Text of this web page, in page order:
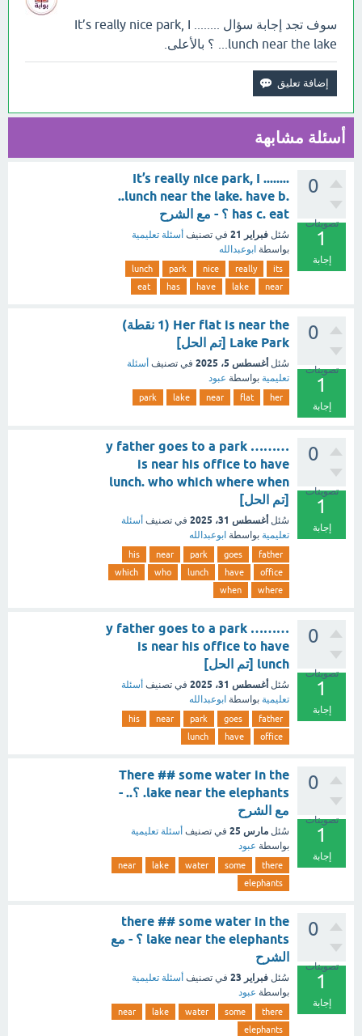
سوف تجد إجابة سؤال It’s really nice park, I ........
..lunch near the lake. ؟ بالأعلى.
أسئلة مشابهة
0
تصويتات
1
إجابة
It’s really nice park, I ........
..lunch near the lake. have b.
has c. eat ؟ - مع الشرح
سُئل فبراير 21 في تصنيف أسئلة تعليمية
بواسطة ابوعبدالله
its
really
nice
park
lunch
near
lake
have
has
eat
0
تصويتات
1
إجابة
Her flat is near the (1 نقطة)
Lake Park [تم الحل]
سُئل أغسطس 5، 2025 في تصنيف أسئلة
تعليمية بواسطة عبود
her
flat
near
lake
park
0
تصويتات
1
إجابة
y father goes to a park ………
is near his office to have
lunch. who which where when
[تم الحل]
سُئل أغسطس 31، 2025 في تصنيف أسئلة
تعليمية بواسطة ابوعبدالله
father
goes
park
near
his
office
have
lunch
who
which
where
when
0
تصويتات
1
إجابة
y father goes to a park ………
is near his office to have
lunch [تم الحل]
سُئل أغسطس 31، 2025 في تصنيف أسئلة
تعليمية بواسطة ابوعبدالله
father
goes
park
near
his
office
have
lunch
0
تصويتات
1
إجابة
There ## some water in the
lake near the elephants. ؟.. -
مع الشرح
سُئل مارس 25 في تصنيف أسئلة تعليمية
بواسطة عبود
there
some
water
lake
near
elephants
0
تصويتات
1
إجابة
there ## some water in the
lake near the elephants ؟ - مع
الشرح
سُئل فبراير 23 في تصنيف أسئلة تعليمية
بواسطة عبود
there
some
water
lake
near
elephants